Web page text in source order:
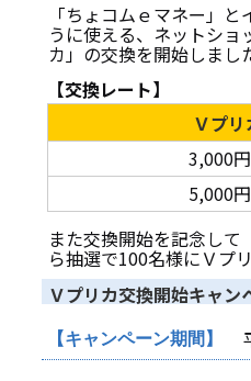
「ちょコムｅマネー」
うに使える、ネットシ
カ」の交換を開始しまし
【交換レート】
Ｖプリ
3,000
5,000
また交換開始を記念し
ら抽選で100名様にＶプ
Ｖプリカ交換開始キャン
【キャンペーン期間】